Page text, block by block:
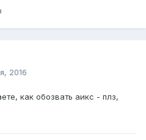
2016
как обозвать аикс - плз,